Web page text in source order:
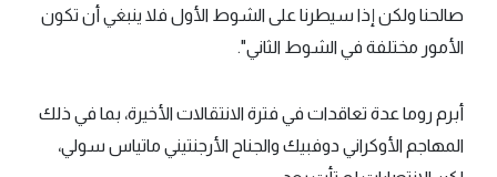
صالحنا ولكن إذا سيطرنا على الشوط الأول فلا ينبغي أن تكون
الأمور مختلفة في الشوط الثاني".
أبرم روما عدة تعاقدات في فترة الانتقالات الأخيرة، بما في ذلك
المهاجم الأوكراني دوفبيك والجناح الأرجنتيني ماتياس سولي،